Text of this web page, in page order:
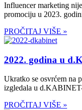
Influencer marketing
promociju u 2023.
PROČITAJ VIŠE »
2022. godina u
Ukratko se osvrćem na
izgledala u
PROČITAJ VIŠE »